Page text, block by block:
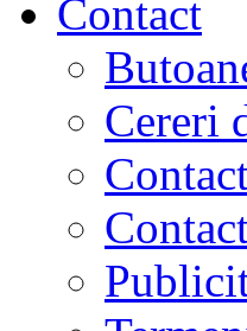
Contact
Cereri